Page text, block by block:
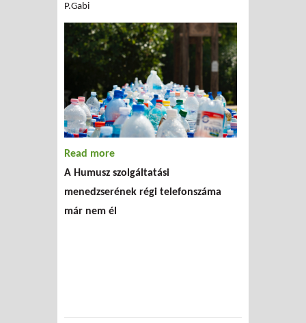
P.Gabi
Read more
A Humusz szolgáltatási
menedzserének régi telefonszáma
már nem él